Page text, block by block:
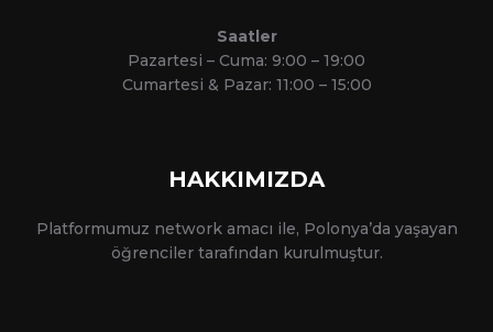
Saatler
Pazartesi – Cuma: 9:00 – 19:00
Cumartesi & Pazar: 11:00 – 15:00
HAKKIMIZDA
Platformumuz network amacı ile, Polonya’da yaşayan
öğrenciler tarafından kurulmuştur.